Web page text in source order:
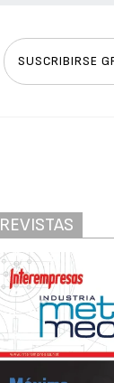
SUSCRIBIRSE
REVISTAS